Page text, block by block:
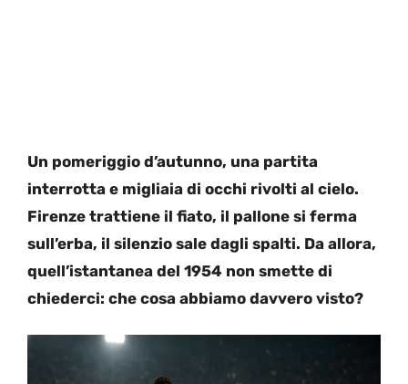
Un pomeriggio d’autunno, una partita
interrotta e migliaia di occhi rivolti al cielo.
Firenze trattiene il fiato, il pallone si ferma
sull’erba, il silenzio sale dagli spalti. Da allora,
quell’istantanea del 1954 non smette di
chiederci: che cosa abbiamo davvero visto?